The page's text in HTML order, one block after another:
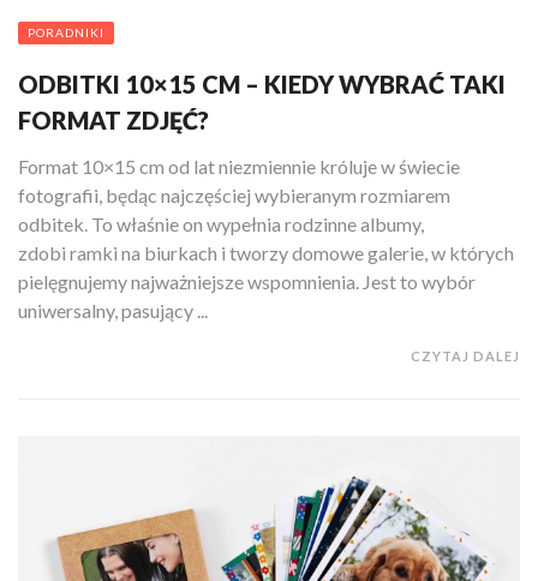
PORADNIKI
ODBITKI 10×15 CM – KIEDY WYBRAĆ TAKI
FORMAT ZDJĘĆ?
Format 10×15 cm od lat niezmiennie króluje w świecie
fotografii, będąc najczęściej wybieranym rozmiarem
odbitek. To właśnie on wypełnia rodzinne albumy,
zdobi ramki na biurkach i tworzy domowe galerie, w których
pielęgnujemy najważniejsze wspomnienia. Jest to wybór
uniwersalny, pasujący ...
CZYTAJ DALEJ